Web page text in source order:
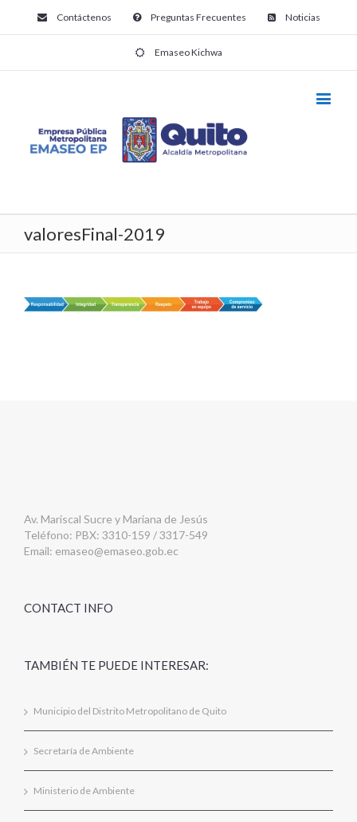
Contáctenos Preguntas Frecuentes Noticias
Emaseo Kichwa
valoresFinal-2019
Av. Mariscal Sucre y Mariana de Jesús
Teléfono: PBX: 3310-159 / 3317-549
Email: emaseo@emaseo.gob.ec
CONTACT INFO
TAMBIÉN TE PUEDE INTERESAR:
Municipio del Distrito Metropolitano de Quito
Secretaría de Ambiente
Ministerio de Ambiente